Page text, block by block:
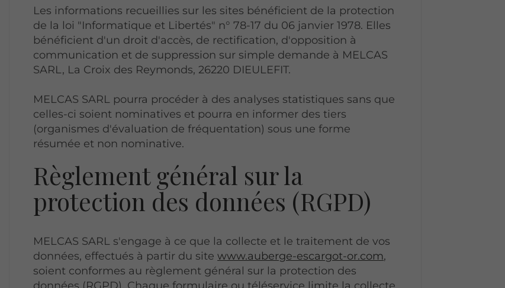
Les informations recueillies sur les sites bénéficient de la protection
de la loi "Informatique et Libertés" n° 78-17 du 06 janvier 1978. Elles
bénéficient d'un droit d'accès, de rectification, d'opposition à
communication et de suppression sur simple demande à MELCAS
SARL, La Croix des Reymonds, 26220 DIEULEFIT.
MELCAS SARL pourra procéder à des analyses statistiques sans que
celles-ci soient nominatives et pourra en informer des tiers
(organismes d'évaluation de fréquentation) sous une forme
résumée et non nominative.
Règlement général sur la
protection des données (RGPD)
MELCAS SARL s'engage à ce que la collecte et le traitement de vos
données, effectués à partir du sitewww.auberge-escargot-or.com,
soient conformes au règlement général sur la protection des